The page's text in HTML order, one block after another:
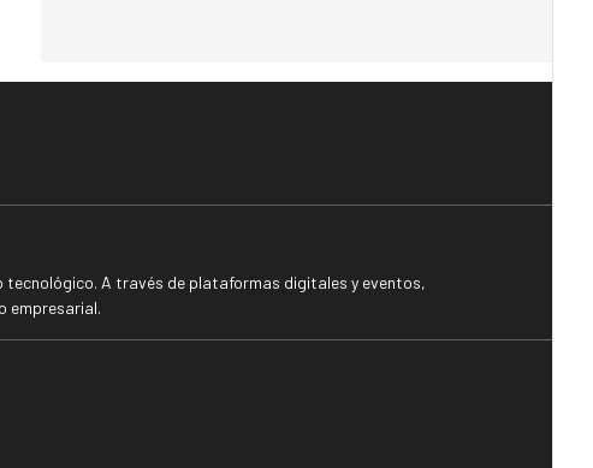
tecnológico. A través de plataformas digitales y eventos,
empresarial.